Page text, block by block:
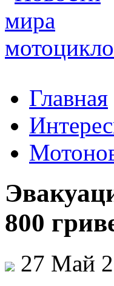
Главная
800
27 Май